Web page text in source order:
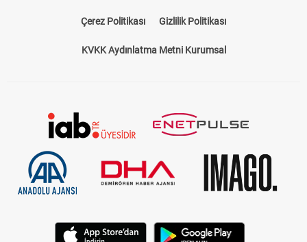
Çerez Politikası Gizlilik Politikası
KVKK Aydınlatma Metni Kurumsal